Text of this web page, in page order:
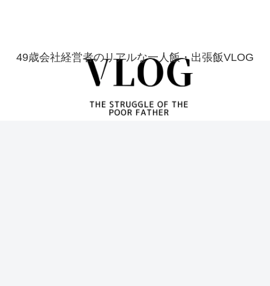
49歳会社経営者のリアルな一人飯・出張飯VLOG